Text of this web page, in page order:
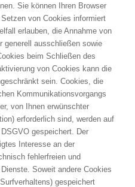
Sie können Ihren Browser
von Cookies informiert
erlauben, die Annahme von
generell ausschließen sowie
beim Schließen des
von Cookies kann die
sein. Cookies, die
Kommunikationsvorgangs
von Ihnen erwünschter
erforderlich sind, werden auf
gespeichert. Der
Interesse an der
fehlerfreien und
Soweit andere Cookies
gespeichert